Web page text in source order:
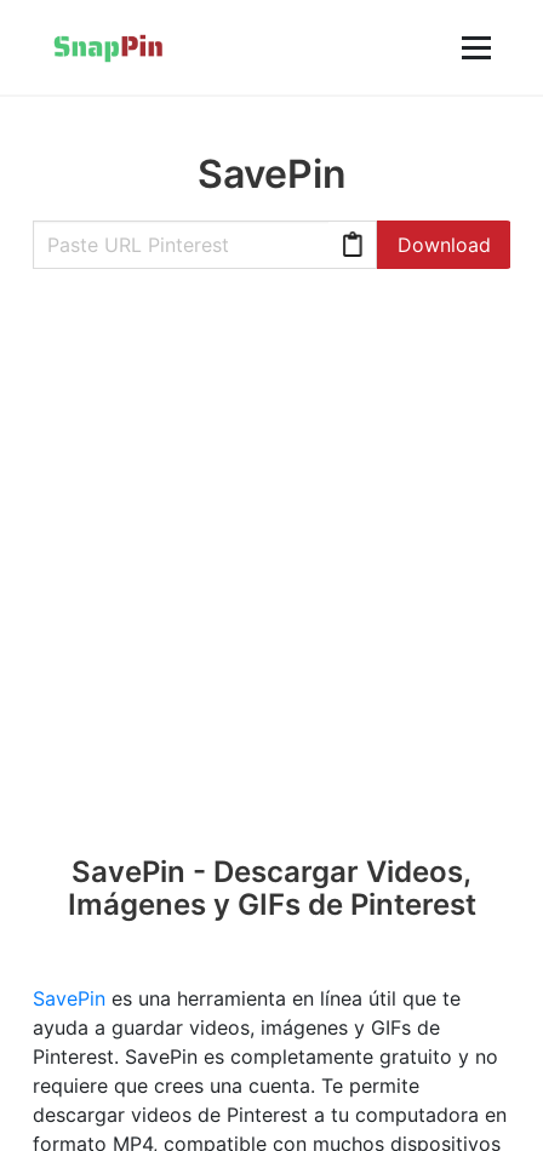
SavePin
Download
SavePin - Descargar Videos,
Imágenes y GIFs de Pinterest
SavePin es una herramienta en línea útil que te
ayuda a guardar videos, imágenes y GIFs de
Pinterest. SavePin es completamente gratuito y no
requiere que crees una cuenta. Te permite
descargar videos de Pinterest a tu computadora en
formato MP4, compatible con muchos dispositivos